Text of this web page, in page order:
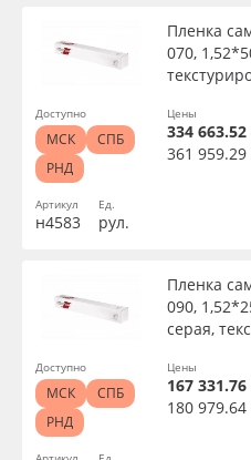
Избранное
8 800 550 7888
Москва
Упаковочные материалы
Оборудование и инструмент
Новинки ассортимента
Oracal 641
Плёнка монтажная
ПЭТ листовой
ПЭТ бэклит
Цвет клея
Текстура
Срок эксплуатации, лет
Упаковка
Артикул
н4583
Пленка
070,
Ед.
рул.
Цены
334
361 959.29
Доступно
МСК
СПБ
РНД
Пленка
090,
серая,
Цены
167
180
Доступно
МСК
СПБ
РНД